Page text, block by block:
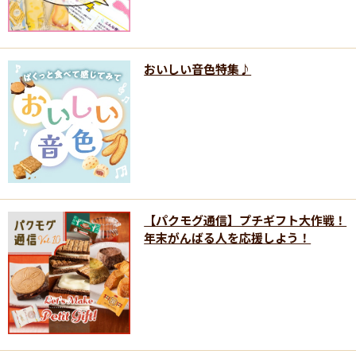
おいしい音色特集♪
【パクモグ通信】プチギフト大作戦！
年末がんばる人を応援しよう！